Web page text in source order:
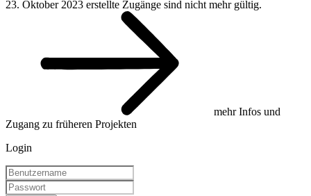
23. Oktober 2023 erstellte Zugänge sind nicht mehr gültig.
mehr Infos und
Zugang zu früheren Projekten
Login